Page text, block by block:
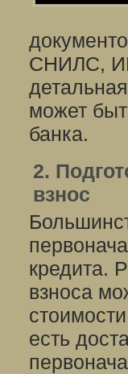
СНИЛС,
может
банка.
2.
взнос
кредита.
взноса
есть